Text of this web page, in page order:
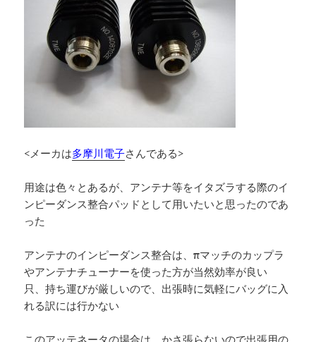
<メーカは多摩川電子さんである>
用途は色々とあるが、アンテナ等をイタズラする際のイ
ンピーダンス整合パッドとして用いたいと思ったのであ
った
アンテナのインピーダンス整合は、πマッチのカップラ
やアンテナチューナーを使った方が当然効率が良い
只、持ち運びが厳しいので、出張時に気軽にバッグに入
れる訳には行かない